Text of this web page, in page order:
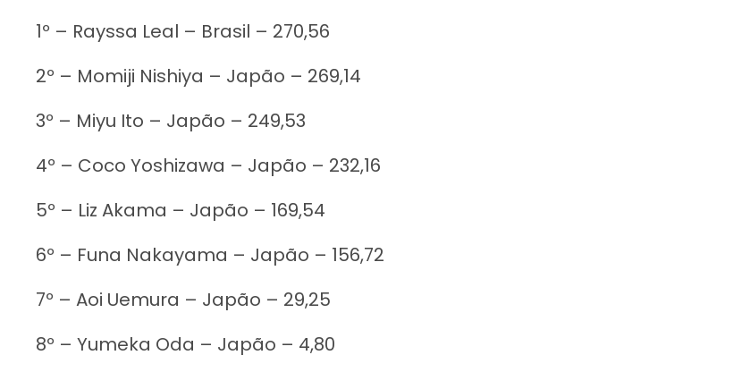
1º – Rayssa Leal – Brasil – 270,56
2º – Momiji Nishiya – Japão – 269,14
3º – Miyu Ito – Japão – 249,53
4º – Coco Yoshizawa – Japão – 232,16
5º – Liz Akama – Japão – 169,54
6º – Funa Nakayama – Japão – 156,72
7º – Aoi Uemura – Japão – 29,25
8º – Yumeka Oda – Japão – 4,80